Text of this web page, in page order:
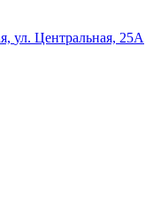
ул. Центральная, 25А